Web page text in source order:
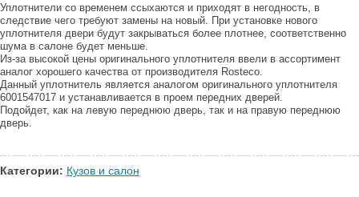
Уплотнители со временем ссыхаются и приходят в негодность, в
следствие чего требуют замены на новый. При установке нового
уплотнителя двери будут закрываться более плотнее, соответственно
шума в салоне будет меньше.
Из-за высокой цены оригинального уплотнителя ввели в ассортимент
аналог хорошего качества от производителя Rosteco.
Данный уплотнитель является аналогом оригинального уплотнителя
6001547017 и устанавливается в проем передних дверей.
Подойдет, как на левую переднюю дверь, так и на правую переднюю
дверь.
Категории: Кузов и салон